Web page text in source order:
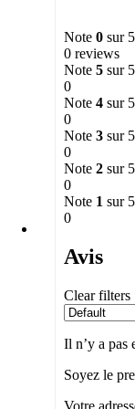
Note 0 sur 5
0 reviews
Note 5 sur 5
0
Note 4 sur 5
0
Note 3 sur 5
0
Note 2 sur 5
0
Note 1 sur 5
0
Avis
Clear filters
Il n’y a pas
Soyez le
Votre